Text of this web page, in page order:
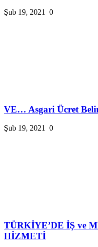
Şub 19, 2021 0
VE… Asgari Ücret
Şub 19, 2021 0
TÜRKİYE’DE İŞ ve
HİZMETİ